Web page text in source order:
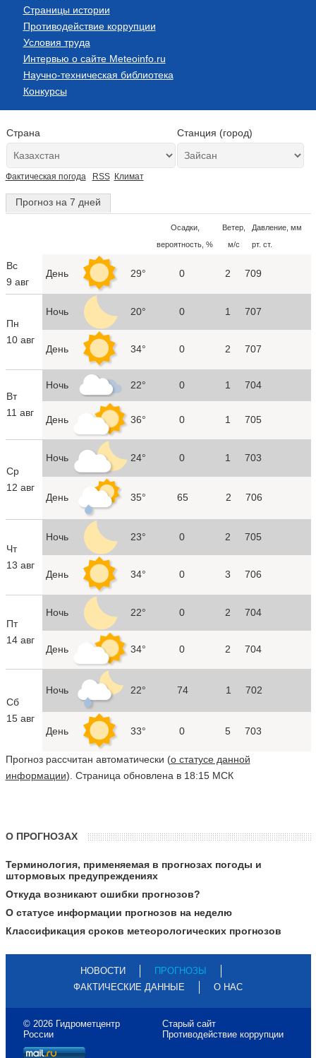
Страницы истории
Противодействие коррупции
Условия труда
Интервью о сайте Meteoinfo.ru
Научно-техническая библиотека
Конкурсы
Страна Станция (город)
Фактическая погода RSS Климат
Прогноз на 7 дней
Осадки,
вероятность, %
Ветер,
м/с
Давление, мм
рт. ст.
Вс
9 авг
День 29° 0 2 709
Пн
10 авг
Ночь 20° 0 1 707
День 34° 0 2 707
Вт
11 авг
Ночь 22° 0 1 704
День 36° 0 1 705
Ср
12 авг
Ночь 24° 0 1 703
День 35° 65 2 706
Чт
13 авг
Ночь 23° 0 2 705
День 34° 0 3 706
Пт
14 авг
Ночь 22° 0 2 704
День 34° 0 2 704
Сб
15 авг
Ночь 22° 74 1 702
День 33° 0 5 703
Прогноз рассчитан автоматически (о статусе данной
информации). Страница обновлена в 18:15 МСК
О ПРОГНОЗАХ
Терминология, применяемая в прогнозах погоды и
штормовых предупреждениях
Откуда возникают ошибки прогнозов?
О статусе информации прогнозов на неделю
Классификация сроков метеорологических прогнозов
НОВОСТИ
ПРОГНОЗЫ
ФАКТИЧЕСКИЕ ДАННЫЕ
О НАС
© 2026 Гидрометцентр
России
Старый сайт
Противодействие коррупции